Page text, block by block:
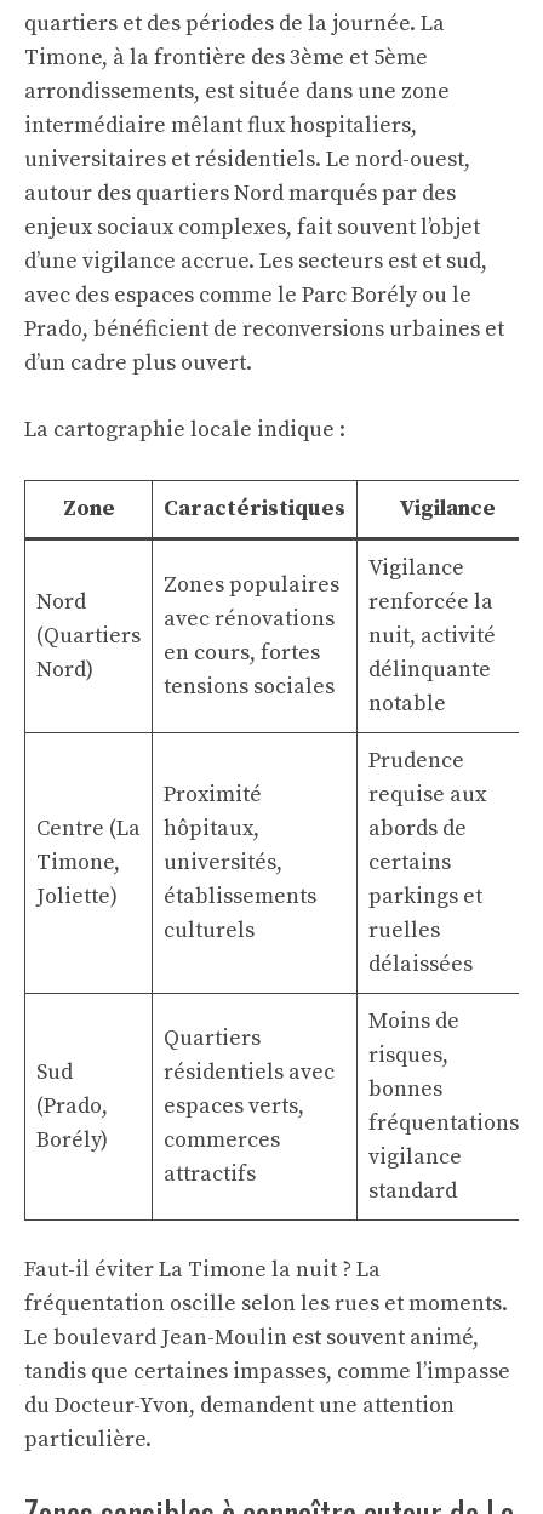
quartiers et des périodes de la journée. La
Timone, à la frontière des 3ème et 5ème
arrondissements, est située dans une zone
intermédiaire mêlant flux hospitaliers,
universitaires et résidentiels. Le nord-ouest,
autour des quartiers Nord marqués par des
enjeux sociaux complexes, fait souvent l’objet
d’une vigilance accrue. Les secteurs est et sud,
avec des espaces comme le Parc Borély ou le
Prado, bénéficient de reconversions urbaines et
d’un cadre plus ouvert.
La cartographie locale indique :
Zone Caractéristiques Vigilance
Nord
(Quartiers
Nord)
Zones populaires
avec rénovations
en cours, fortes
tensions sociales
Vigilance
renforcée la
nuit, activité
délinquante
notable
Centre (La
Timone,
Joliette)
Proximité
hôpitaux,
universités,
établissements
culturels
Prudence
requise aux
abords de
certains
parkings et
ruelles
délaissées
Sud
(Prado,
Borély)
Quartiers
résidentiels avec
espaces verts,
commerces
attractifs
Moins de
risques,
bonnes
fréquentations,
vigilance
standard
Faut-il éviter La Timone la nuit ? La
fréquentation oscille selon les rues et moments.
Le boulevard Jean-Moulin est souvent animé,
tandis que certaines impasses, comme l’impasse
du Docteur-Yvon, demandent une attention
particulière.